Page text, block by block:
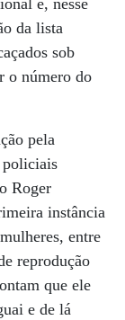
e, nesse
da lista
sob
o número do
pela
policiais
Roger
instância
entre
reprodução
que ele
e de lá